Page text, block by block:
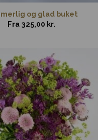
og glad buket
Fra 325,00 kr.